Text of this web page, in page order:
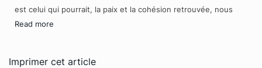
est celui qui pourrait, la paix et la cohésion retrouvée, nous
Read more
Imprimer cet article